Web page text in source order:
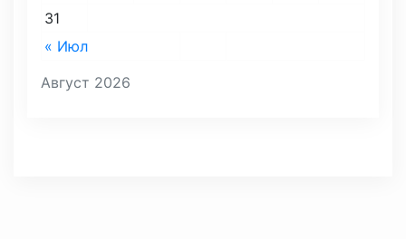
Август 2026
« Июл
31